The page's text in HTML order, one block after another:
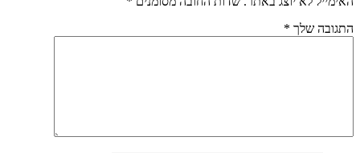
התגובה שלך *